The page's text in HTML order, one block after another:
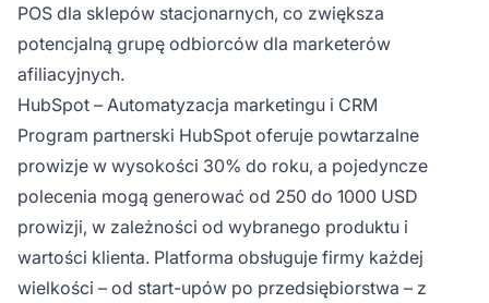
POS dla sklepów stacjonarnych, co zwiększa
potencjalną grupę odbiorców dla marketerów
afiliacyjnych.
HubSpot – Automatyzacja marketingu i CRM
Program partnerski HubSpot oferuje powtarzalne
prowizje w wysokości 30% do roku, a pojedyncze
polecenia mogą generować od 250 do 1000 USD
prowizji, w zależności od wybranego produktu i
wartości klienta. Platforma obsługuje firmy każdej
wielkości – od start-upów po przedsiębiorstwa – z